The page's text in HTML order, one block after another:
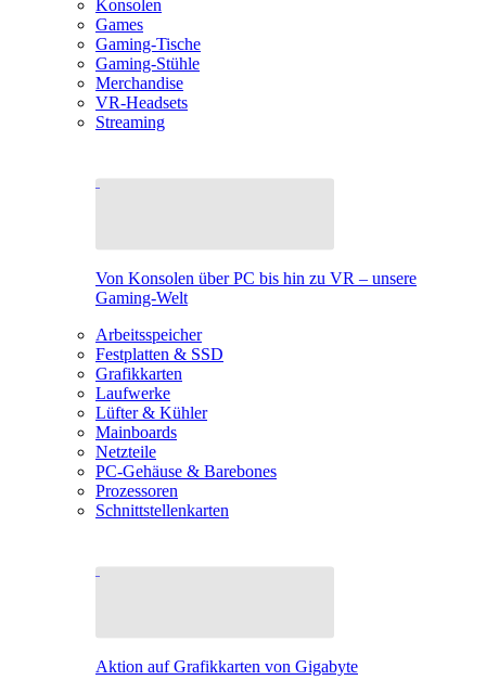
Konsolen
Games
Gaming-Tische
Gaming-Stühle
Merchandise
VR-Headsets
Streaming
Von Konsolen über PC bis hin zu VR – unsere
Gaming-Welt
Arbeitsspeicher
Festplatten & SSD
Grafikkarten
Laufwerke
Lüfter & Kühler
Mainboards
Netzteile
PC-Gehäuse & Barebones
Prozessoren
Schnittstellenkarten
Aktion auf Grafikkarten von Gigabyte